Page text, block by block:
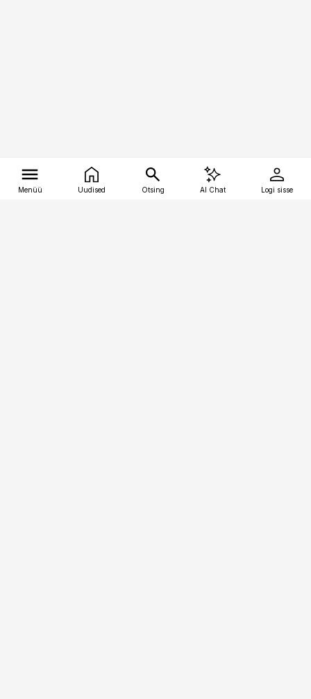
Menüü Uudised Otsing AI Chat Logi sisse